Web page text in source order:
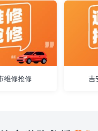
维修抢修 吉